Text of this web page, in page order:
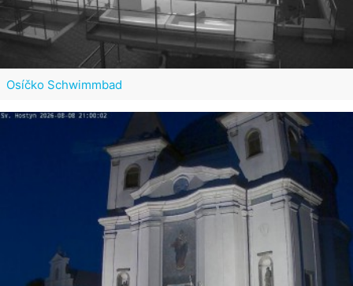
Osíčko Schwimmbad